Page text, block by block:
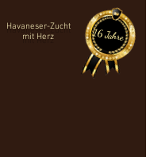
Havaneser-Zucht
mit Herz
16 Jahre